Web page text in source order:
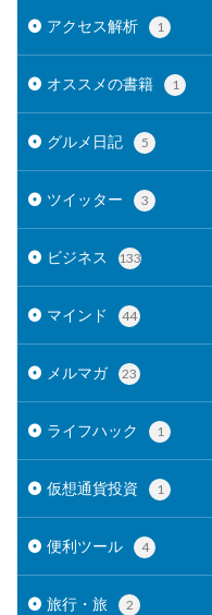
アクセス解析 1
オススメの書籍 1
グルメ日記 5
ツイッター 3
ビジネス 133
マインド 44
メルマガ 23
ライフハック 1
仮想通貨投資 1
便利ツール 4
旅行・旅 2